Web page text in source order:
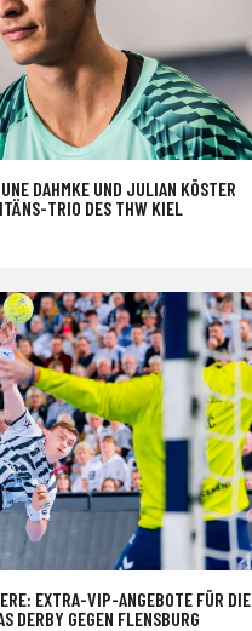
DAHMKE UND JULIAN KÖSTER
TRIO DES THW KIEL
EXTRA-VIP-ANGEBOTE FÜR DIE
DERBY GEGEN FLENSBURG